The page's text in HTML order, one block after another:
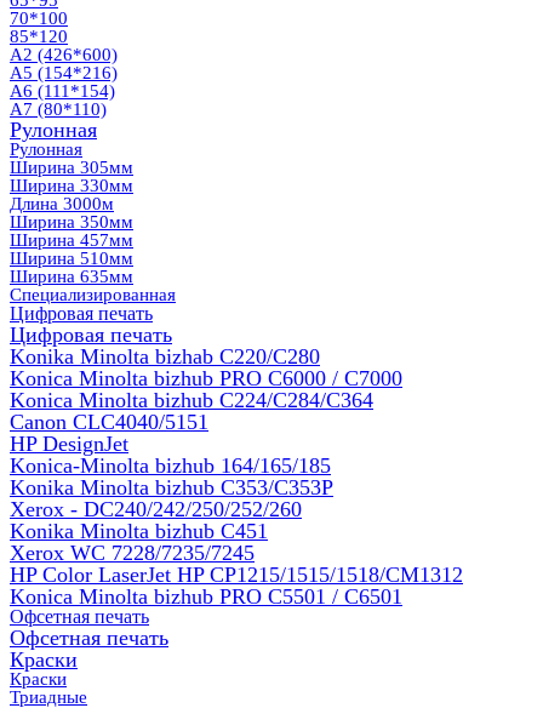
70*100
85*120
А2 (426*600)
А5 (154*216)
А6 (111*154)
А7 (80*110)
Рулонная
Рулонная
Ширина 305мм
Ширина 330мм
Длина 3000м
Ширина 350мм
Ширина 457мм
Ширина 510мм
Ширина 635мм
Специализированная
Цифровая печать
Цифровая печать
Konika Minolta bizhab C220/C280
Konica Minolta bizhub PRO C6000 / C7000
Konica Minolta bizhub С224/С284/С364
Canon CLC4040/5151
HP DesignJet
Konica-Minolta bizhub 164/165/185
Konika Minolta bizhub C353/C353Р
Xerox - DC240/242/250/252/260
Konika Minolta bizhub C451
Xerox WC 7228/7235/7245
HP Color LaserJet HP CP1215/1515/1518/CM1312
Konica Minolta bizhub PRO С5501 / С6501
Офсетная печать
Офсетная печать
Краски
Краски
Триадные